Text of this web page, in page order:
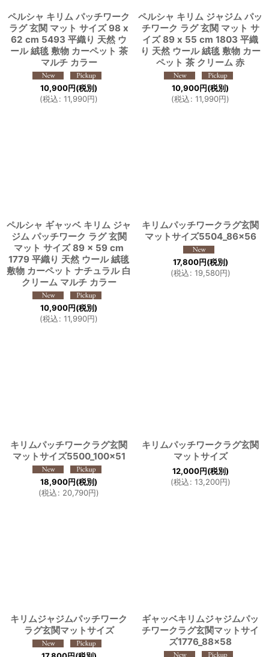
ペルシャ キリム パッチワーク
ラグ 玄関 マット サイズ 98 x
62 cm 5493 平織り 天然 ウ
ール 絨毯 敷物 カーペット 茶
マルチ カラー
10,900円(税別)
(税込: 11,990円)
ペルシャ キリム ジャジム パッ
チワーク ラグ 玄関 マット サ
イズ 89 x 55 cm 1803 平織
り 天然 ウール 絨毯 敷物 カー
ペット 茶 クリーム 赤
10,900円(税別)
(税込: 11,990円)
ペルシャ ギャッベ キリム ジャ
ジム パッチワーク ラグ 玄関
マット サイズ 89 × 59 cm
1779 平織り 天然 ウール 絨毯
敷物 カーペット ナチュラル 白
クリーム マルチ カラー
10,900円(税別)
(税込: 11,990円)
キリムパッチワークラグ玄関
マットサイズ5504_86×56
17,800円(税別)
(税込: 19,580円)
キリムパッチワークラグ玄関
マットサイズ5500_100×51
18,900円(税別)
(税込: 20,790円)
キリムパッチワークラグ玄関
マットサイズ
12,000円(税別)
(税込: 13,200円)
キリムジャジムパッチワーク
ラグ玄関マットサイズ
ギャッベキリムジャジムパッ
チワークラグ玄関マットサイ
ズ1776_88×58